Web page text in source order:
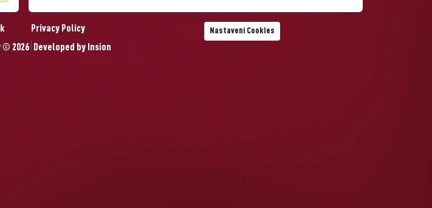
Privacy Policy Nastavení Cookies
© 2026 Developed by Insion